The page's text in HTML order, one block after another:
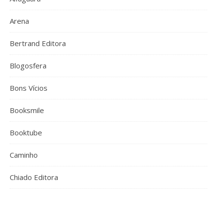
Arena
Bertrand Editora
Blogosfera
Bons Vícios
Booksmile
Booktube
Caminho
Chiado Editora